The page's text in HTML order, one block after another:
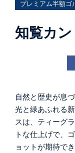
プレミアム半額ゴ
知覧カ
自然と歴史が息
光と緑あふれる
スは、ティーグ
トな仕上げで、
ョットが期待で